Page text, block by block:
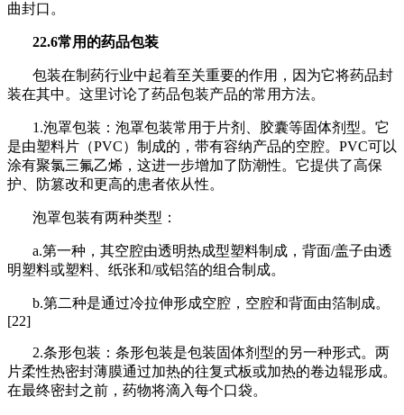
曲封口。
22.6常用的药品包装
包装在制药行业中起着至关重要的作用，因为它将药品封
装在其中。这里讨论了药品包装产品的常用方法。
1.泡罩包装：泡罩包装常用于片剂、胶囊等固体剂型。它
是由塑料片（PVC）制成的，带有容纳产品的空腔。PVC可以
涂有聚氯三氟乙烯，这进一步增加了防潮性。它提供了高保
护、防篡改和更高的患者依从性。
泡罩包装有两种类型：
a.第一种，其空腔由透明热成型塑料制成，背面/盖子由透
明塑料或塑料、纸张和/或铝箔的组合制成。
b.第二种是通过冷拉伸形成空腔，空腔和背面由箔制成。
[22]
2.条形包装：条形包装是包装固体剂型的另一种形式。两
片柔性热密封薄膜通过加热的往复式板或加热的卷边辊形成。
在最终密封之前，药物将滴入每个口袋。